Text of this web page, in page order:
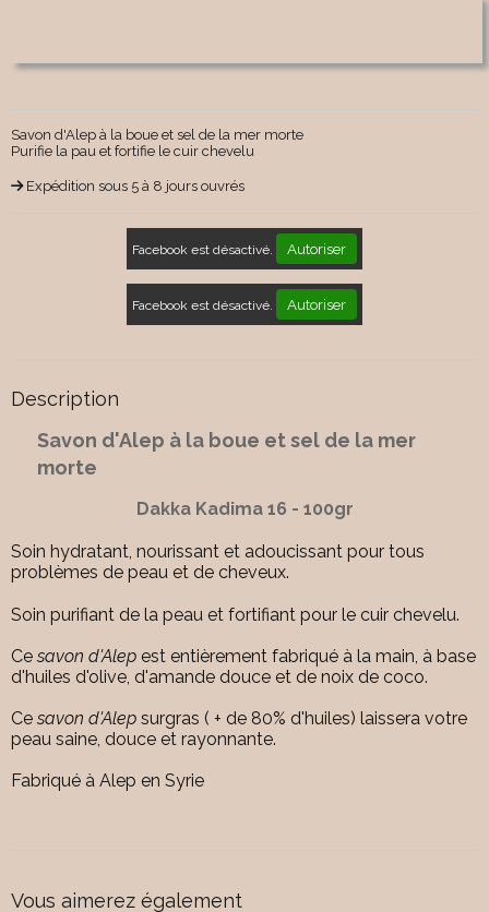
Savon d'Alep à la boue et sel de la mer morte
Purifie la pau et fortifie le cuir chevelu
Expédition sous 5 à 8 jours ouvrés
Facebook est désactivé. Autoriser
Facebook est désactivé. Autoriser
Description
Savon d'Alep à la boue et sel de la mer
morte
Dakka Kadima 16 - 100gr
Soin hydratant, nourissant et adoucissant pour tous
problèmes de peau et de cheveux.
Soin purifiant de la peau et fortifiant pour le cuir chevelu.
Ce savon d'Alep est entièrement fabriqué à la main, à base
d'huiles d'olive, d'amande douce et de noix de coco.
Ce savon d'Alep surgras ( + de 80% d'huiles) laissera votre
peau saine, douce et rayonnante.
Fabriqué à Alep en Syrie
Vous aimerez également